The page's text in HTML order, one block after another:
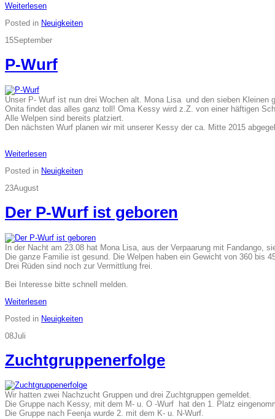
Weiterlesen
Posted in Neuigkeiten
15September
P-Wurf
Unser P- Wurf ist nun drei Wochen alt. Mona Lisa und den sieben Kleinen
Onita findet das alles ganz toll! Oma Kessy wird z.Z. von einer häftigen
Alle Welpen sind bereits platziert.
Den nächsten Wurf planen wir mit unserer Kessy der ca. Mitte 2015
Weiterlesen
Posted in Neuigkeiten
23August
Der P-Wurf ist geboren
In der Nacht am 23.08 hat Mona Lisa, aus der Verpaarung mit Fandango,
Die ganze Familie ist gesund. Die Welpen haben ein Gewicht von 360 bis
Drei Rüden sind noch zur Vermittlung frei.
Bei Interesse bitte schnell melden.
Weiterlesen
Posted in Neuigkeiten
08Juli
Zuchtgruppenerfolge
Wir hatten zwei Nachzucht Gruppen und drei Zuchtgruppen gemeldet.
Die Gruppe nach Kessy, mit dem M- u. O -Wurf hat den 1. Platz
Die Gruppe nach Feenja wurde 2. mit dem K- u. N-Wurf.